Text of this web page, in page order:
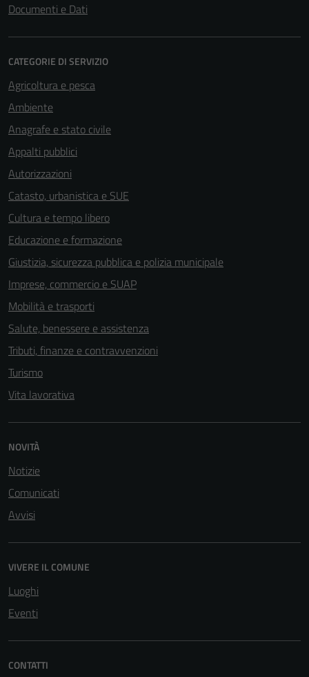
Documenti e Dati
CATEGORIE DI SERVIZIO
Agricoltura e pesca
Ambiente
Anagrafe e stato civile
Appalti pubblici
Autorizzazioni
Catasto, urbanistica e SUE
Cultura e tempo libero
Educazione e formazione
Giustizia, sicurezza pubblica e polizia municipale
Imprese, commercio e SUAP
Mobilità e trasporti
Salute, benessere e assistenza
Tributi, finanze e contravvenzioni
Turismo
Vita lavorativa
NOVITÀ
Notizie
Comunicati
Avvisi
VIVERE IL COMUNE
Luoghi
Eventi
CONTATTI